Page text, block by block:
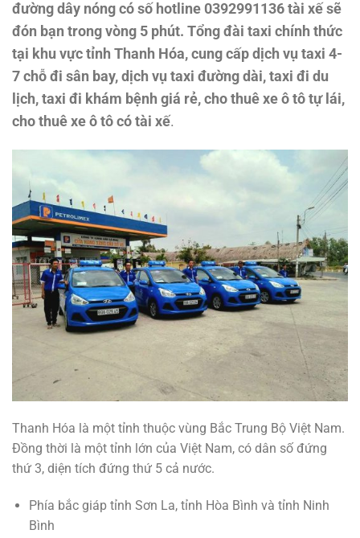
đường dây nóng có số hotline 0392991136 tài xế sẽ
đón bạn trong vòng 5 phút. Tổng đài taxi chính thức
tại khu vực tỉnh Thanh Hóa, cung cấp dịch vụ taxi 4-
7 chỗ đi sân bay, dịch vụ taxi đường dài, taxi đi du
lịch, taxi đi khám bệnh giá rẻ, cho thuê xe ô tô tự lái,
cho thuê xe ô tô có tài xế.
Thanh Hóa là một tỉnh thuộc vùng Bắc Trung Bộ Việt Nam.
Đồng thời là một tỉnh lớn của Việt Nam, có dân số đứng
thứ 3, diện tích đứng thứ 5 cả nước.
Phía bắc giáp tỉnh Sơn La, tỉnh Hòa Bình và tỉnh Ninh
Bình